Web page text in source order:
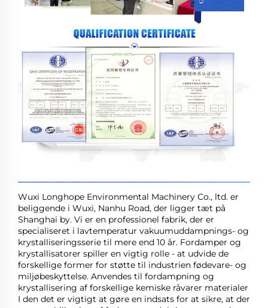
Wuxi Longhope Environmental Machinery Co., ltd. er
beliggende i Wuxi, Nanhu Road, der ligger tæt på
Shanghai by. Vi er en professionel fabrik, der er
specialiseret i lavtemperatur vakuumuddampnings- og
krystalliseringsserie til mere end 10 år. Fordamper og
krystallisatorer spiller en vigtig rolle - at udvide de
forskellige former for støtte til industrien fødevare- og
miljøbeskyttelse. Anvendes til fordampning og
krystallisering af forskellige kemiske råvarer materialer
I den det er vigtigt at gøre en indsats for at sikre, at der